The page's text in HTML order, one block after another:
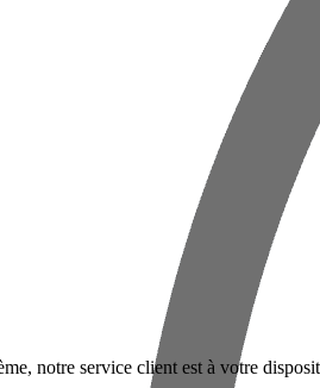
notre service client est à votre